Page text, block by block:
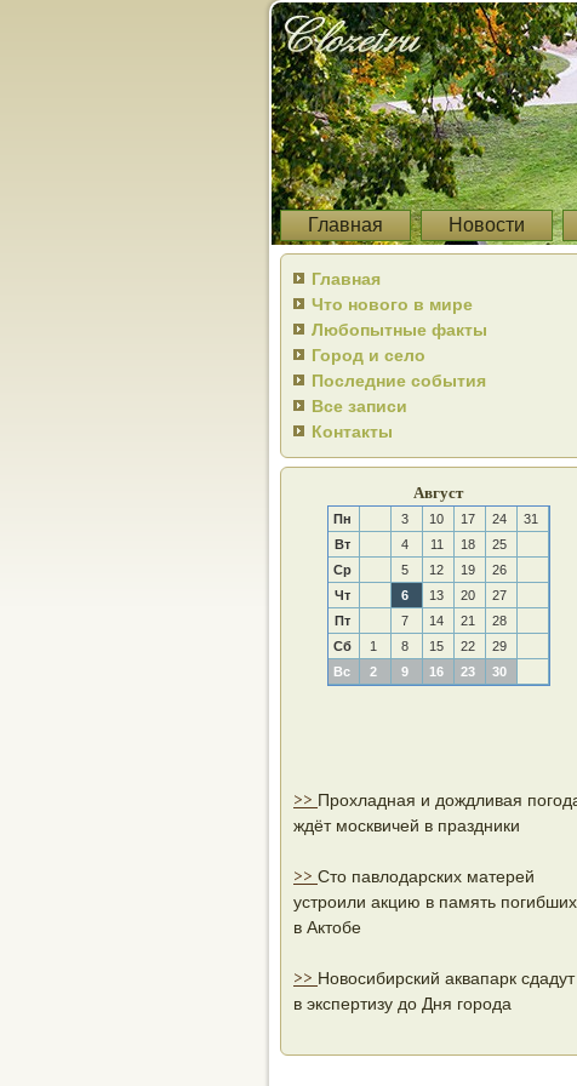
Главная Новости
Главная
Что нового в мире
Любопытные факты
Город и село
Последние события
Все записи
Контакты
Август
Пн 3 10 17 24
31
Вт
4 11 18
25
Ср
5 12 19
26
Чт
6 13 20
27
Пт
7 14 21
28
Сб
1 8 15 22
29
Вс
2 9 16 23 30
>> Прохладная и дождливая
ждёт москвичей в праздники
>> Сто павлодарских матерей
устроили акцию в память погибших
в Актобе
>> Новосибирский аквапарк сдадут
в экспертизу до Дня города